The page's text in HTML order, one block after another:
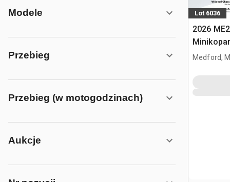
Modele
Przebieg
Przebieg (w motogodzinach)
Aukcje
Lot 6036
2026
Medford,